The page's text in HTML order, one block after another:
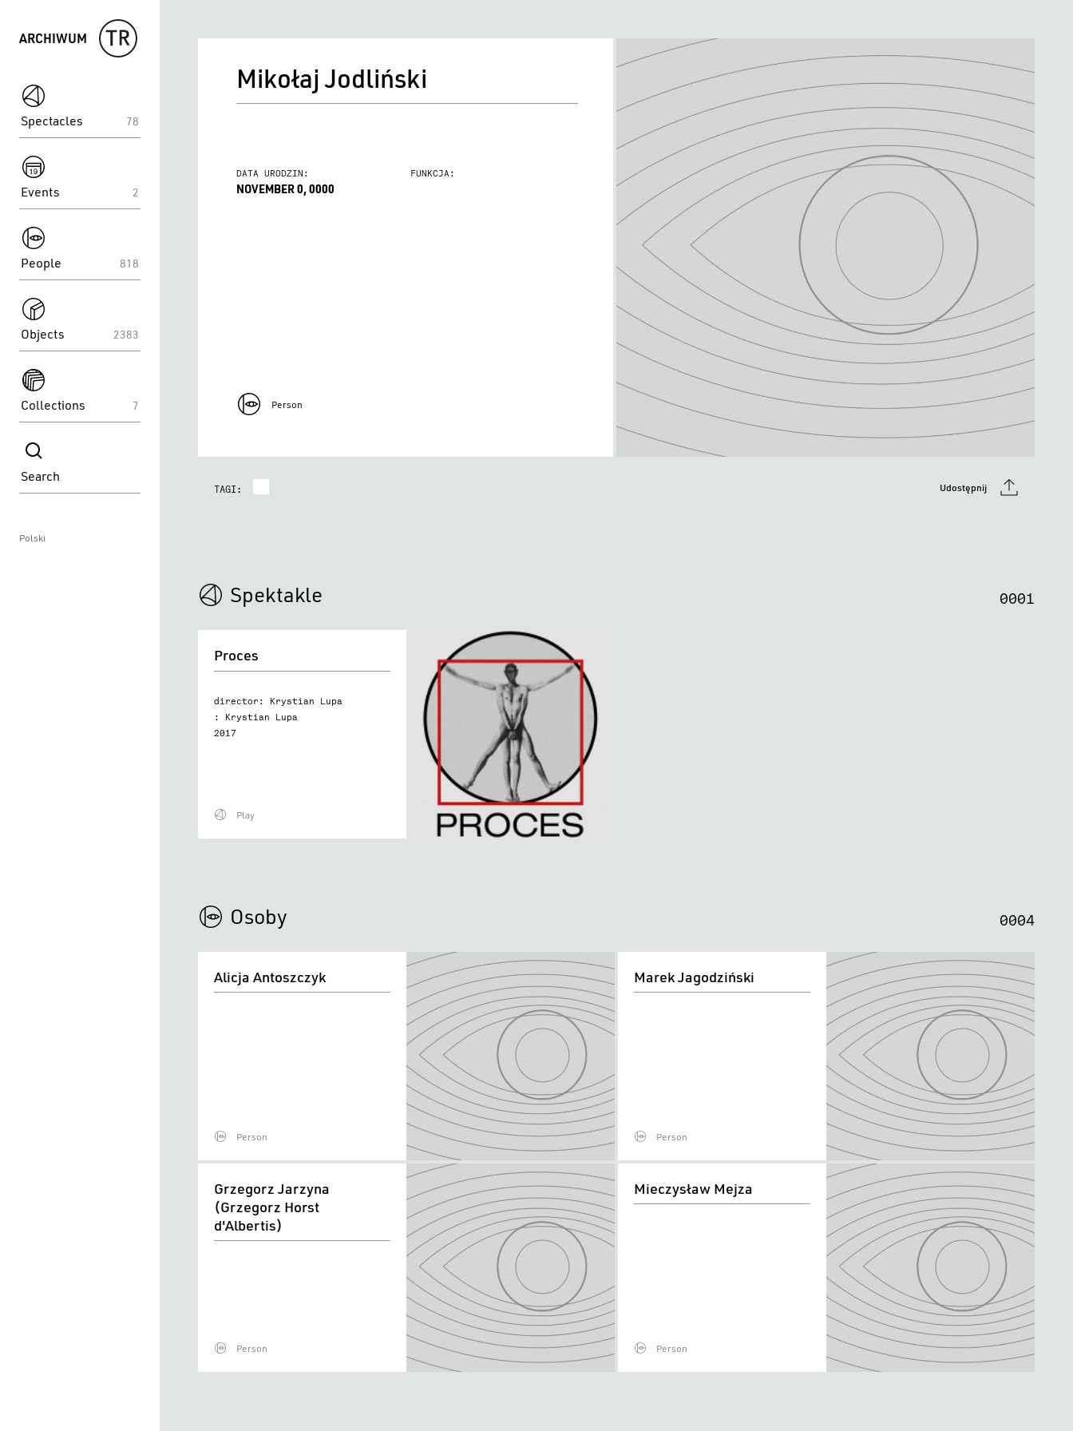
ARCHIWUM
Spectacles 78
Events 2
People 818
Objects 2383
Collections 7
Search
Polski
Mikołaj Jodliński
DATA URODZIN:
NOVEMBER 0, 0000
FUNKCJA:
Person
TAGI: Udostępnij
Spektakle
0001
Proces
director: Krystian Lupa
: Krystian Lupa
2017
Play
Osoby
0004
Antoszczyk
Alicja Antoszczyk
Person
Jagodziński
Marek Jagodziński
Person
Jarzyna
(Grzegorz
Horst
Grzegorz Jarzyna
(Grzegorz Horst
d'Albertis)
Person
Mejza
Mieczysław Mejza
Person